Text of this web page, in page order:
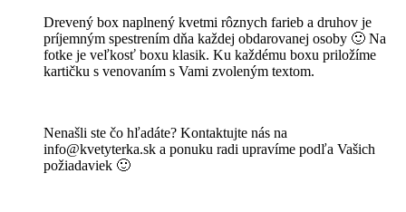
Drevený box naplnený kvetmi rôznych farieb a druhov je
príjemným spestrením dňa každej obdarovanej osoby 🙂 Na
fotke je veľkosť boxu klasik. Ku každému boxu priložíme
kartičku s venovaním s Vami zvoleným textom.
Nenašli ste čo hľadáte? Kontaktujte nás na
info@kvetyterka.sk a ponuku radi upravíme podľa Vašich
požiadaviek 🙂